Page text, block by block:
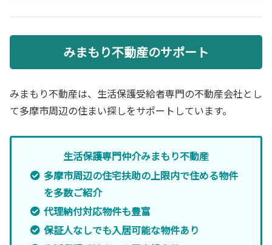
みまもり不動産のサポート
みまもり不動産は、生活保護受給者専門の不動産会社とし
て多摩市周辺の住まい探しをサポートしています。
生活保護専門仲介みまもり不動産
多摩市周辺の住宅扶助の上限内で住める物件
を多数ご紹介
代理納付対応物件も豊富
保証人なしでも入居可能な物件あり